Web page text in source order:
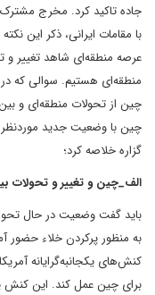
جاده تاکید کرد. مخرج
با مقامات ایرانی، ذکر این
عرصه منطقه‌ای شاهد تغییر
منطقه‌ای هستیم. سوالی که
چین از تحولات منطقه‌ای و
چین با وضعیت جدید
گزاره خلاصه کرد؛
الف_چین و تغییر و تحولات
باید گفت وضعیت در حال
به منظور پرکردن خلاء حضور
کنش‌های یکجانبه‌گرایانه
برای چین عمل کند. این